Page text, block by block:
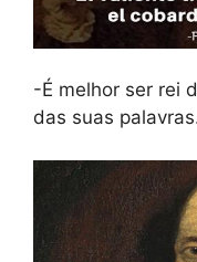
-É melhor ser rei
das suas